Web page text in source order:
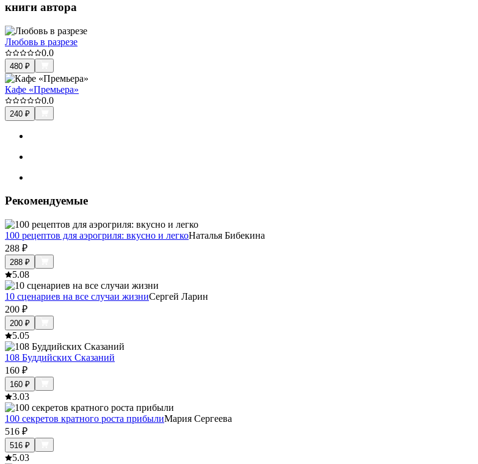
книги автора
Любовь в разрезе
0.0
480 ₽
Кафе «Премьера»
0.0
240 ₽
Рекомендуемые
100 рецептов для аэрогриля: вкусно и легкоНаталья Бибекина
288 ₽
288 ₽
5.08
10 сценариев на все случаи жизниСергей Ларин
200 ₽
200 ₽
5.05
108 Буддийских Сказаний
160 ₽
160 ₽
3.03
100 секретов кратного роста прибылиМария Сергеева
516 ₽
516 ₽
5.03